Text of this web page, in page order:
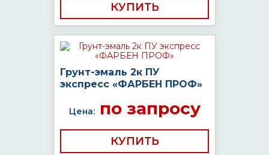
КУПИТЬ
Грунт-эмаль 2к ПУ
экспресс «ФАРБЕН ПРОФ»
Цена:по запросу
КУПИТЬ